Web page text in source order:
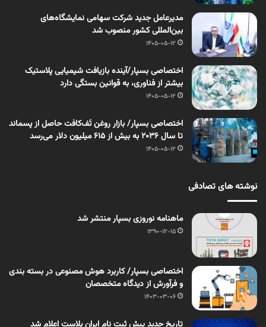
مدیرعامل جدید شرکت سهامی نمایشگاه‌های
بین‌المللی کشور منصوب شد
1405-05-12
اختصاصی بسپار/آینده بازیافت شیمیایی پلاستیک
بیشتر از فناوری، به قوانین بستگی دارد
1405-05-12
اختصاصی بسپار/ بازار روغن تَف‌کافت حاصل از پسماند
تا سال ۲۰۳۶ به بیش از ۶۱۵ میلیون دلار می‌رسد
1405-05-12
نوشته های تصادفی
ماهنامه نوروزی بسپار منتشر شد
1390-12-15
اختصاصی بسپار/ کاربرد هوش مصنوعی در بسته بندی
و فرآورش از دیدگاه متخصصان
1403-03-06